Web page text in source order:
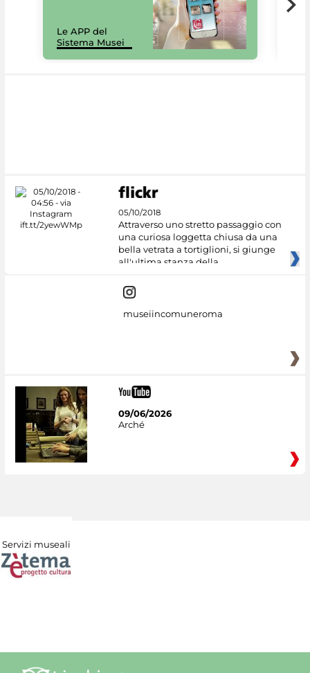
Le APP del
Sistema Musei
05/10/2018
Attraverso uno stretto passaggio con
una curiosa loggetta chiusa da una
bella vetrata a tortiglioni, si giunge
all'ultima stanza della
museiincomuneroma
09/06/2026
Arché
Servizi museali